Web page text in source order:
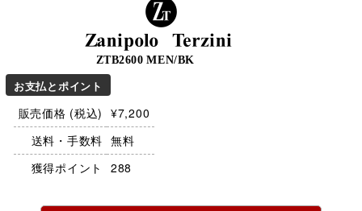
Zanipolo Terzini
ZTB2600 MEN/BK
お支払とポイント
販売価格 (税込) ¥7,200
送料・手数料 無料
獲得ポイント
288